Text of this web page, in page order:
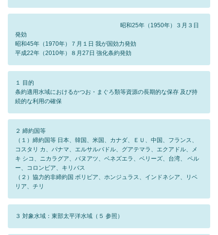
昭和25年（1950年）３月３日
発効
昭和45年（1970年）７月１日 我が国効力発効
平成22年（2010年）８月27日 強化条約発効
１ 目的
条約適用水域におけるかつお・まぐろ類等資源の長期的な保存 及び持
続的な利用の確保
２ 締約国等
（１）締約国等 日本、韓国、米国、カナダ、ＥＵ、中国、フランス、
コスタリ カ、パナマ、エルサルバドル、グアテマラ、エクアドル、メ
キ シコ、ニカラグア、バヌアツ、ベネズエラ、ベリーズ、台湾、 ペル
ー、コロンビア、キリバス
（２）協力的非締約国 ボリビア、ホンジュラス、インドネシア、リベ
リア、チリ
３ 対象水域：東部太平洋水域（５ 参照）